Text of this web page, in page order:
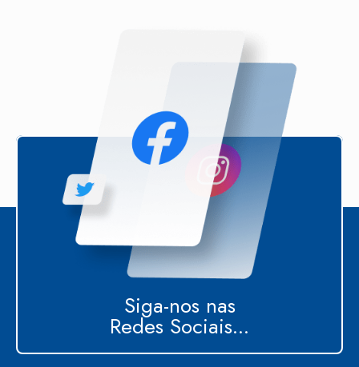
Siga-nos nas
Redes Sociais...